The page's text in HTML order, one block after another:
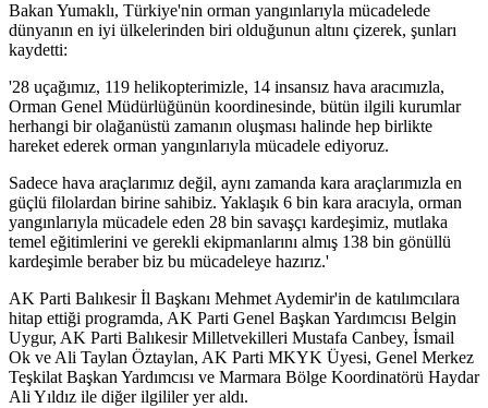
Bakan Yumaklı, Türkiye'nin orman yangınlarıyla mücadelede
dünyanın en iyi ülkelerinden biri olduğunun altını çizerek, şunları
kaydetti:
'28 uçağımız, 119 helikopterimizle, 14 insansız hava aracımızla,
Orman Genel Müdürlüğünün koordinesinde, bütün ilgili kurumlar
herhangi bir olağanüstü zamanın oluşması halinde hep birlikte
hareket ederek orman yangınlarıyla mücadele ediyoruz.
Sadece hava araçlarımız değil, aynı zamanda kara araçlarımızla en
güçlü filolardan birine sahibiz. Yaklaşık 6 bin kara aracıyla, orman
yangınlarıyla mücadele eden 28 bin savaşçı kardeşimiz, mutlaka
temel eğitimlerini ve gerekli ekipmanlarını almış 138 bin gönüllü
kardeşimle beraber biz bu mücadeleye hazırız.'
AK Parti Balıkesir İl Başkanı Mehmet Aydemir'in de katılımcılara
hitap ettiği programda, AK Parti Genel Başkan Yardımcısı Belgin
Uygur, AK Parti Balıkesir Milletvekilleri Mustafa Canbey, İsmail
Ok ve Ali Taylan Öztaylan, AK Parti MKYK Üyesi, Genel Merkez
Teşkilat Başkan Yardımcısı ve Marmara Bölge Koordinatörü Haydar
Ali Yıldız ile diğer ilgililer yer aldı.